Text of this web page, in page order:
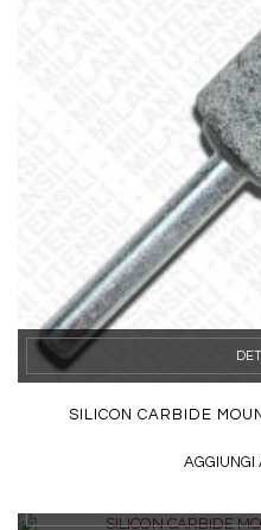
SILICON CARBIDE
AGGIUNGI